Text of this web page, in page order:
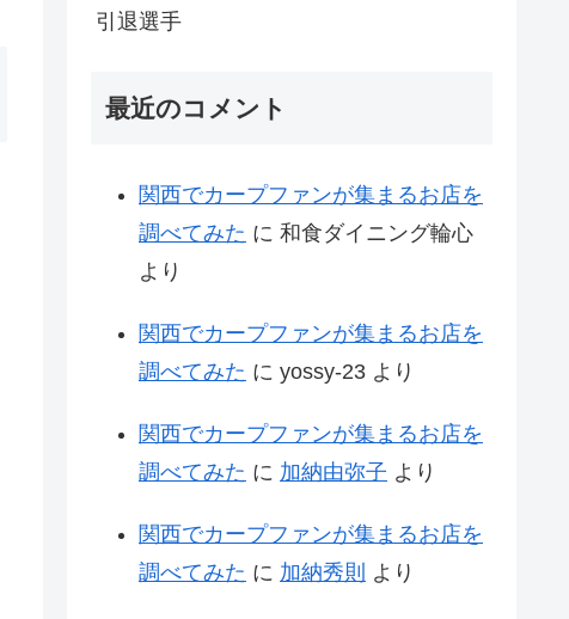
引退選手
最近のコメント
関西でカープファンが集まるお店を
調べてみた に 和食ダイニング輪心
より
関西でカープファンが集まるお店を
調べてみた に yossy-23 より
関西でカープファンが集まるお店を
調べてみた に 加納由弥子 より
関西でカープファンが集まるお店を
調べてみた に 加納秀則 より